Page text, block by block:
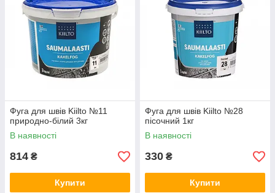
Фуга для швів Kiilto №11
природно-білий 3кг
В наявності
814 ₴
Купити
Фуга для швів Kiilto №28
пісочний 1кг
В наявності
330 ₴
Купити